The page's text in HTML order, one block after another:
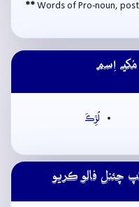
** Words of Pro-noun,
اِسم
لُڙِڪَ
چئنل فالو ڪريو